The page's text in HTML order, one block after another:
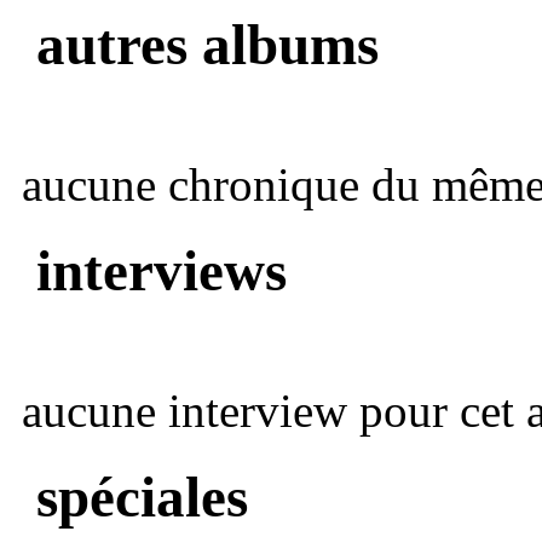
autres albums
aucune chronique du
interviews
aucune interview pour cet
spéciales